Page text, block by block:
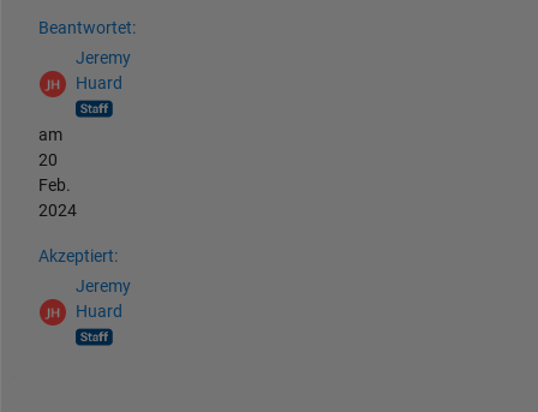
Beantwortet:
Jeremy
Huard
am
20
Feb.
2024
Akzeptiert:
Jeremy
Huard